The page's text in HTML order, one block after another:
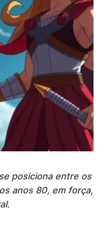
posiciona entre os
anos 80, em força,